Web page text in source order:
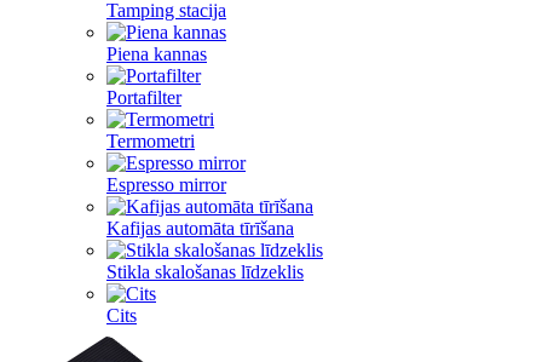
Tamping stacija
Piena kannas
Portafilter
Termometri
Espresso mirror
Kafijas automāta tīrīšana
Stikla skalošanas līdzeklis
Cits